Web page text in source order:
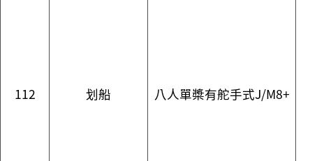
112 划船 八人單槳有舵手式J/M8+